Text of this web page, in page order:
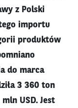
z Polski
importu
produktów
do marca
3 360 ton
USD. Jest